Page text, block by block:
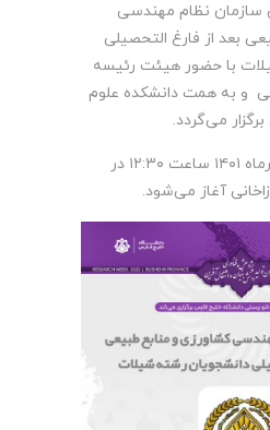
نظام مهندسی
بعد از فارغ التحصیلی
با حضور هیئت رئیسه
و به همت دانشکده علوم
می‌گردد.
این رویداد روز ۲۹ آذرماه ۱۴۰۱ ساعت ۱۲:۳۰ در
آغاز می‌شود.